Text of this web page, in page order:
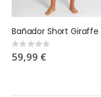
Rating:
0%
59,99 €